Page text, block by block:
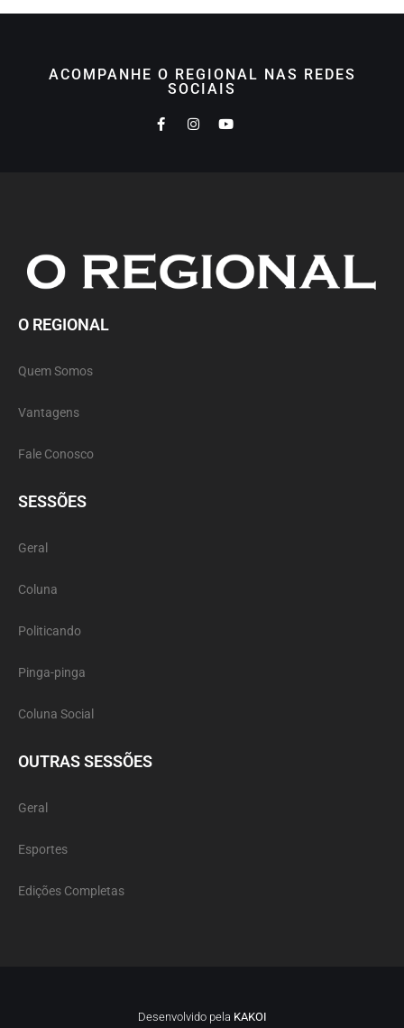
ACOMPANHE O REGIONAL NAS REDES
SOCIAIS
O REGIONAL
Quem Somos
Vantagens
Fale Conosco
SESSÕES
Geral
Coluna
Politicando
Pinga-pinga
Coluna Social
OUTRAS SESSÕES
Geral
Esportes
Edições Completas
Desenvolvido pela KAKOI